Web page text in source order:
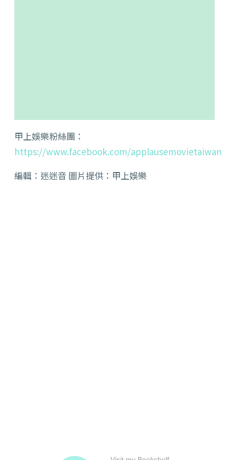
甲上娛樂粉絲團：
https://www.facebook.com/applausemovietaiwan
編輯：迷迷音 圖片提供：甲上娛樂